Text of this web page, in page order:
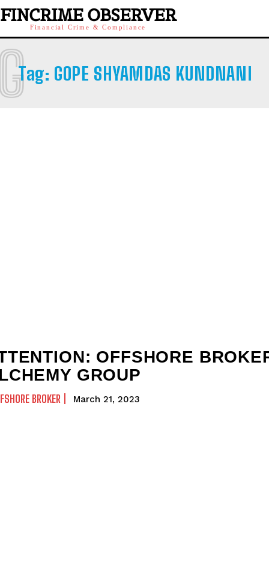
FINCRIME OBSERVER
Financial Crime & Compliance
Tag: GOPE SHYAMDAS KUNDNANI
OFFSHORE
GROUP
BROKER March 21, 2023